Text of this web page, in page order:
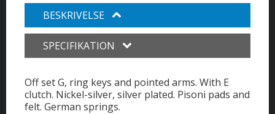
BESKRIVELSE
SPECIFIKATION
Off set G, ring keys and pointed arms. With E
clutch. Nickel-silver, silver plated. Pisoni pads and
felt. German springs.